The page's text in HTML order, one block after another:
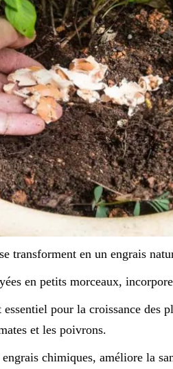
transforment en un engrais
en petits morceaux,
pour la croissance des
et les poivrons.
chimiques, améliore la